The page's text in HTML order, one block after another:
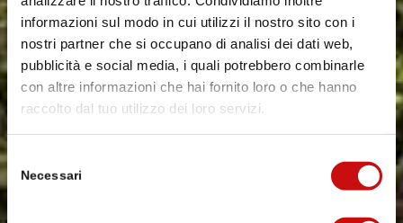
informazioni sul modo in cui utilizzi il nostro sito con i
nostri partner che si occupano di analisi dei dati web,
pubblicità e social media, i quali potrebbero combinarle
con altre informazioni che hai fornito loro o che hanno
raccolto dal tuo utilizzo dei loro servizi.
Selezione
delNecessari